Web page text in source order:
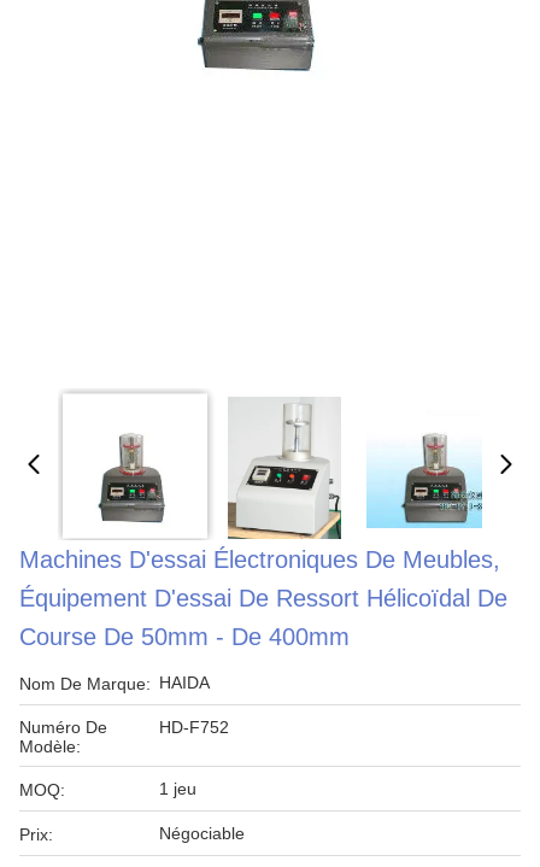
Machines D'essai Électroniques De Meubles,
Équipement D'essai De Ressort Hélicoïdal De
Course De 50mm - De 400mm
Nom De Marque: HAIDA
Numéro De
Modèle:
HD-F752
MOQ: 1 jeu
Prix: Négociable